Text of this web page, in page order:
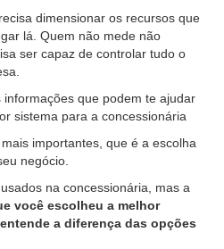
dimensionar os recursos que
lá. Quem não mede não
ser capaz de controlar tudo o
que podem te ajudar
sistema para a concessionária
importantes, que é a escolha
negócio.
na concessionária, mas a
você escolheu a melhor
a diferença das opções